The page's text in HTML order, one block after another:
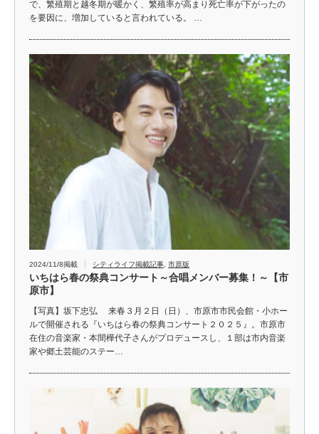
で、繁殖期と越冬期が暖かく、繁殖率が高まり死亡率が下がったの
を要因に、増加していると言われている。 …
2024/11/8掲載 シティライフ掲載記事 市原版
いちはら春の祭典コンサート～合唱メンバー募集！～【市
原市】
【写真】坂下忠弘 来春３月２日（日）、市原市市民会館・小ホー
ルで開催される『いちはら春の祭典コンサート２０２５』。市原市
在住の音楽家・本間樺代子さんがプロデュースし、１部は市内音楽
家や郷土芸能のステー…